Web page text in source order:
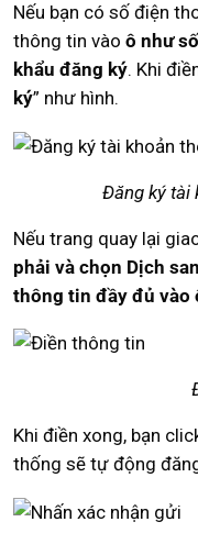
Nếu bạn có số điện
thông tin vào ô như
khẩu đăng ký. Khi
ký” như hình.
Đăng ký tài
Nếu trang quay lại
phải và chọn Dịch
thông tin đầy đủ vào
Khi điền xong, bạn
thống sẽ tự động